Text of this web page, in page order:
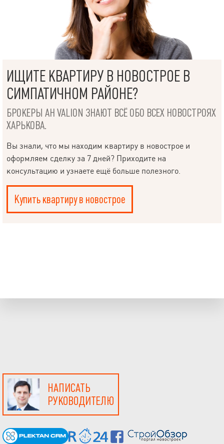
ИЩИТЕ КВАРТИРУ В НОВОСТРОЕ В
СИМПАТИЧНОМ РАЙОНЕ?
БРОКЕРЫ АН VALION ЗНАЮТ ВСЁ ОБО ВСЕХ НОВОСТРОЯХ
ХАРЬКОВА.
Вы знали, что мы находим квартиру в новострое и
оформляем сделку за 7 дней? Приходите на
консультацию и узнаете ещё больше полезного.
Купить квартиру в новострое
НАПИСАТЬ
РУКОВОДИТЕЛЮ